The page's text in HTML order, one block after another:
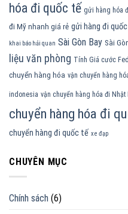
hóa đi quốc tế gửi hàng hóa
đi Mỹ nhanh giá rẻ gửi hàng đi
khai báo hải quan Sài Gòn Bay Sài
liệu văn phòng Tính Giá cước
chuyển hàng hóa vận chuyển hàng
indonesia vận chuyển hàng hóa đi Nhật
chuyển hàng hóa đi
chuyển hàng đi quốc tế xe đạp
CHUYÊN MỤC
Chính sách (6)